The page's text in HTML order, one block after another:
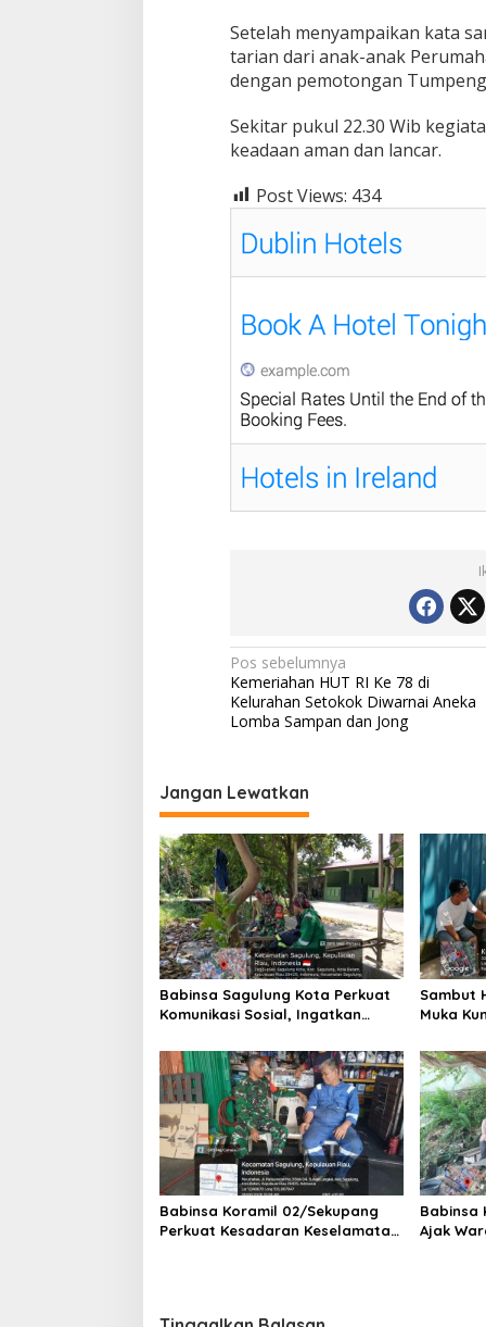
Setelah menyampaikan kata
tarian dari anak-anak
dengan pemotongan
Sekitar pukul 22.30 Wib
keadaan aman dan lancar.
Post Views: 434
N
a
v
g
a
s
i
p
o
s
Pos sebelumnya
Kemeriahan HUT RI Ke 78 di
Kelurahan Setokok Diwarnai Aneka
Lomba Sampan dan Jong
Jangan Lewatkan
Babinsa Sagulung Kota Perkuat
Komunikasi Sosial, Ingatkan
Pengawasan Pembangunan
Koperasi Merah Putih
Sambut
Muka
Babinsa Koramil 02/Sekupang
Perkuat Kesadaran Keselamatan
Babinsa
Ajak